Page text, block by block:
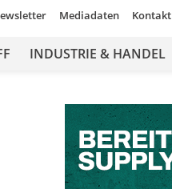
Mediadaten Kontakt
INDUSTRIE & HANDEL